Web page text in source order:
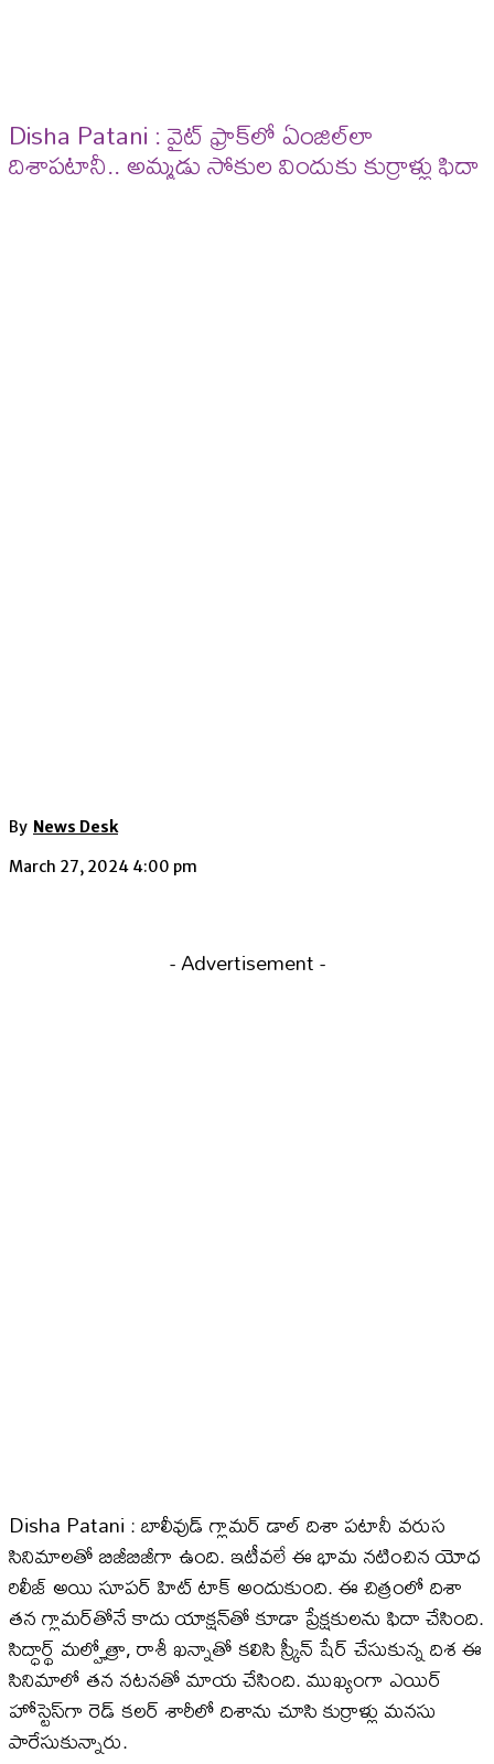
Disha Patani : వైట్ ఫ్రాక్​లో ఏంజిల్​లా
దిశాపటానీ.. అమ్మడు సోకుల విందుకు కుర్రాళ్లు ఫిదా
By News Desk
March 27, 2024 4:00 pm
- Advertisement -
Disha Patani : బాలీవుడ్ గ్లామర్ డాల్ దిశా పటానీ వరుస
సినిమాలతో బిజీబిజీగా ఉంది. ఇటీవలే ఈ భామ నటించిన యోధ
రిలీజ్ అయి సూపర్ హిట్ టాక్ అందుకుంది. ఈ చిత్రంలో దిశా
తన గ్లామర్​తోనే కాదు యాక్షన్​తో కూడా ప్రేక్షకులను ఫిదా చేసింది.
సిద్ధార్థ్ మల్హోత్రా, రాశీ ఖన్నాతో కలిసి స్క్రీన్ షేర్ చేసుకున్న దిశ ఈ
సినిమాలో తన నటనతో మాయ చేసింది. ముఖ్యంగా ఎయిర్
హోస్టెస్​గా రెడ్ కలర్ శారీలో దిశాను చూసి కుర్రాళ్లు మనసు
పారేసుకున్నారు.